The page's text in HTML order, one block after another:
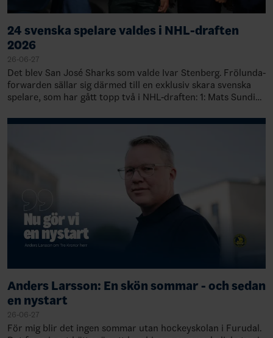
24 svenska spelare valdes i NHL-draften
2026
26-06-27
Det blev San José Sharks som valde Ivar Stenberg. Frölunda-
forwarden sällar sig därmed till en exklusiv skara svenska
spelare, som har gått topp två i NHL-draften: 1: Mats Sundin,
Anders Larsson: En skön sommar - och sedan
en nystart
26-06-27
För mig blir det ingen sommar utan hockeyskolan i Furudal.